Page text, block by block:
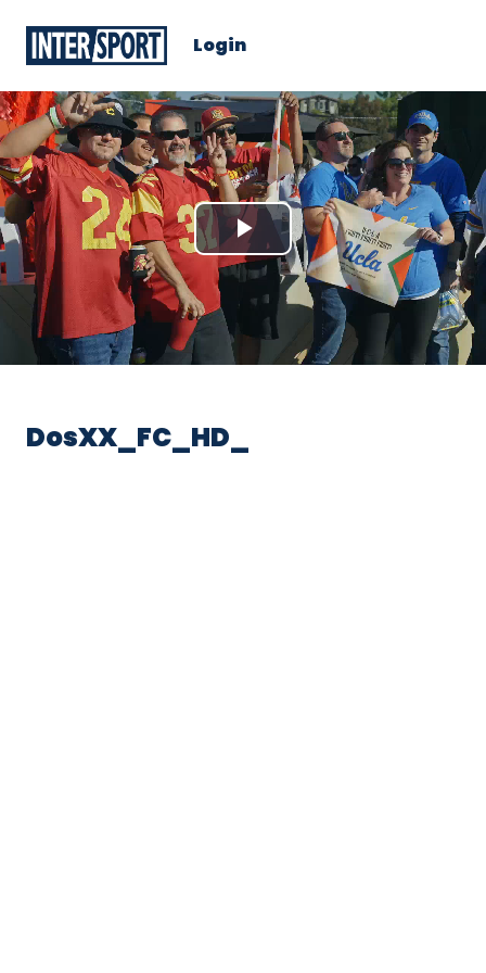
Login
Play
Video
DosXX_FC_HD_